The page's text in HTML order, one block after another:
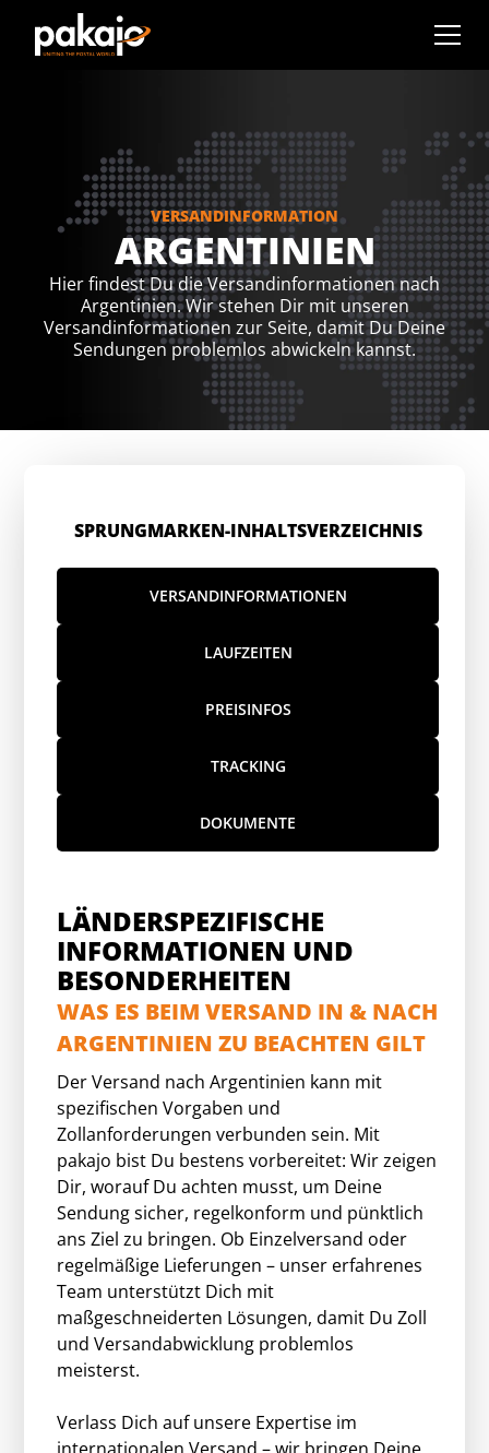
VERSANDINFORMATION
ARGENTINIEN
Hier findest Du die Versandinformationen nach
Argentinien. Wir stehen Dir mit unseren
Versandinformationen zur Seite, damit Du Deine
Sendungen problemlos abwickeln kannst.
SPRUNGMARKEN-INHALTSVERZEICHNIS
VERSANDINFORMATIONEN
LAUFZEITEN
PREISINFOS
TRACKING
DOKUMENTE
LÄNDERSPEZIFISCHE
INFORMATIONEN UND
BESONDERHEITEN
WAS ES BEIM VERSAND IN & NACH
ARGENTINIEN ZU BEACHTEN GILT
Der Versand nach Argentinien kann mit
spezifischen Vorgaben und
Zollanforderungen verbunden sein. Mit
pakajo bist Du bestens vorbereitet: Wir zeigen
Dir, worauf Du achten musst, um Deine
Sendung sicher, regelkonform und pünktlich
ans Ziel zu bringen. Ob Einzelversand oder
regelmäßige Lieferungen – unser erfahrenes
Team unterstützt Dich mit
maßgeschneiderten Lösungen, damit Du Zoll
und Versandabwicklung problemlos
meisterst.
Verlass Dich auf unsere Expertise im